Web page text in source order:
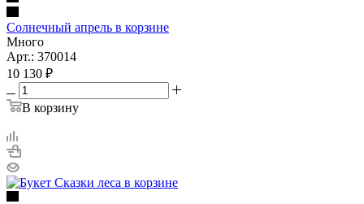
Солнечный апрель в корзине
Много
Арт.: 370014
10 130 ₽
В корзину